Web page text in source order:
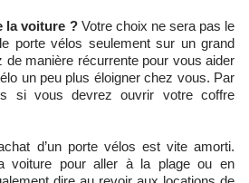
la voiture ? Votre choix ne sera pas le
porte vélos seulement sur un grand
de manière récurrente pour vous aider
un peu plus éloigner chez vous. Par
si vous devrez ouvrir votre coffre
d’un porte vélos est vite amorti.
voiture pour aller à la plage ou en